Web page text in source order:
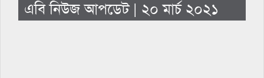
এবি নিউজ আপডেট | ২০ মার্চ ২০২১